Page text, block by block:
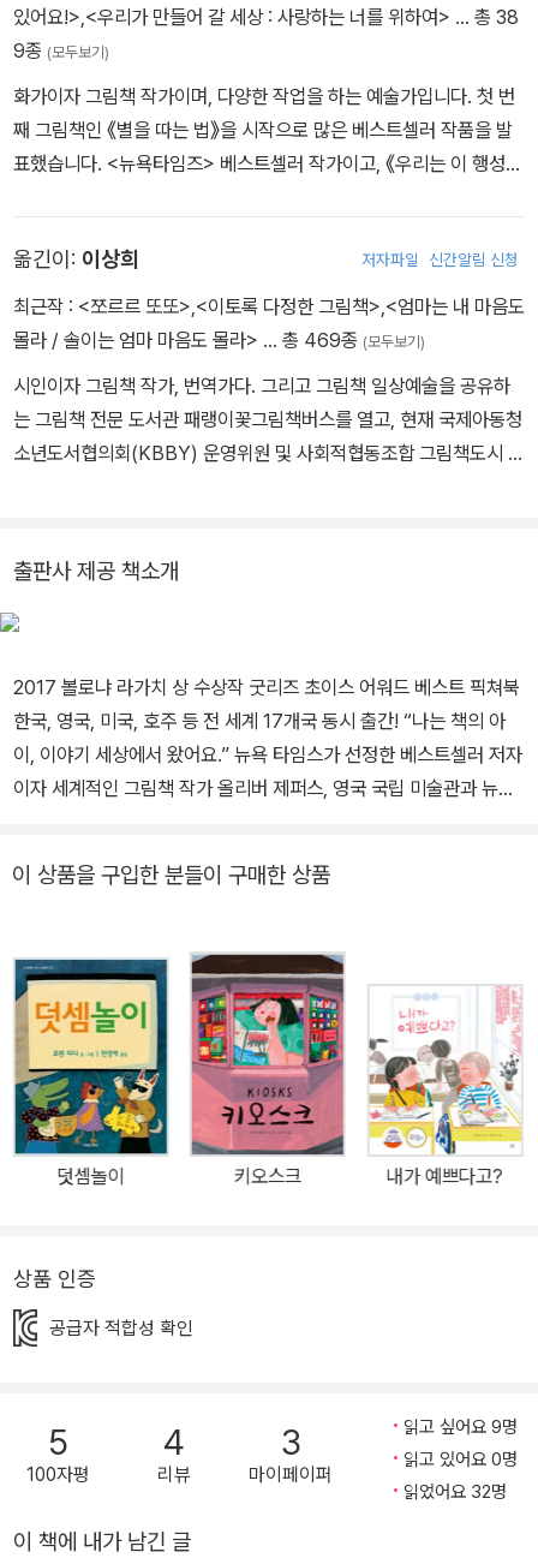
있어요!>,<우리가 만들어 갈 세상 : 사랑하는 너를 위하여> … 총 38
9종 (모두보기)
화가이자 그림책 작가이며, 다양한 작업을 하는 예술가입니다. 첫 번
째 그림책인 《별을 따는 법》을 시작으로 많은 베스트셀러 작품을 발
표했습니다. <뉴욕타임즈> 베스트셀러 작가이고, 《우리는 이 행성에
두 아이와 함께 살고 있습니다. 그동안 글 쓰고 그림 그린 책으로는
《와작와작 꿀꺽 책 먹는 아이》 《몽땅 붙어 버렸어!》 《우리는 이 행성
에 살고 있어》 《바다야, 너도 내 거야》 《우리가 만들어 갈 세상》 등이
Tompkins
옮긴이: 이상희 저자파일 신간알림 신청
최근작 : <쪼르르 또또>,<이토록 다정한 그림책>,<엄마는 내 마음도
몰라 / 솔이는 엄마 마음도 몰라> … 총 469종 (모두보기)
시인이자 그림책 작가, 번역가다. 그리고 그림책 일상예술을 공유하
는 그림책 전문 도서관 패랭이꽃그림책버스를 열고, 현재 국제아동청
소년도서협의회(KBBY) 운영위원 및 사회적협동조합 그림책도시 상
리는 날의 기적》을 비롯한 샘 어셔의 《기적》 그림책 시리즈 등 그림
책과 린다 수 박의 《사금파리 한 조각》, 《연싸움》을 우리말로 옮겼다.
출판사 제공 책소개
2017 볼로냐 라가치 상 수상작 굿리즈 초이스 어워드 베스트 픽쳐북
한국, 영국, 미국, 호주 등 전 세계 17개국 동시 출간! “나는 책의 아
이, 이야기 세상에서 왔어요.” 뉴욕 타임스가 선정한 베스트셀러 저자
이자 세계적인 그림책 작가 올리버 제퍼스, 영국 국립 미술관과 뉴욕
‘이야기 세상’에서 온 ‘책의 아이’가 한 소년을 만나 문학 속으로 모험
고 한국, 영국, 미국, 호주 등 17개국에서 동시 출간되었다. 특히 올
해, 아동 분야 최고 권위의 상인 볼로냐 라가치 상을 받았다. 주인공
소녀 ‘책의 아이’는 작은 배를 타고 소년의 집에 도착해 함께 모험을
떠난다. 둘은 옛이야기의 숲과 상상의 산, 노래 구름을 지나 마법 같은
이야기 속으로 빠져든다. 매 장면마다 올리버 제퍼스의 부드럽고 우
아한 선의 그림 위에 샘 윈스턴의 환상적인 타이포그래피 그림이 더
해졌다. 올리버 제퍼스와 샘 윈스턴은 고전 문학에 대한 존경을 담아
그림책을 만들고, 새롭게 오마주하여 『책의 아이』를 탄생시켰다. 세
라는 것을 단번에 알아보았다고 한다. 책을 사랑했던 두 작가는 어린
시절에 읽었던 책 이야기를 나누다 고전 문학을 현대적으로 재해석한
책이 완성되었다. 『책의 아이』는 올리버 제퍼스와 샘 윈스턴이라는
현대 예술가의 콜라보인 동시에 아주 오래 전 고인이 된 거장들과 두
젊은 현대 작가의 특별한 콜라보이기도 하다. 고전 문학 속 한 장면들
이 『책의 아이』 속에서 색다르고 독창적인 방식으로 새로이 등장하기
이 상품을 구입한 분들이 구매한 상품
덧셈놀이 키오스크 내가 예쁘다고?
상품 인증
공급자 적합성 확인
5
100자평
4
리뷰
3
마이페이퍼
읽고 싶어요 9명
읽고 있어요 0명
읽었어요 32명
이 책에 내가 남긴 글